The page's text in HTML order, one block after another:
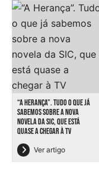
“A HERANÇA”. TUDO O QUE JÁ
SABEMOS SOBRE A NOVA
NOVELA DA SIC, QUE ESTÁ
QUASE A CHEGAR À TV
Ver artigo